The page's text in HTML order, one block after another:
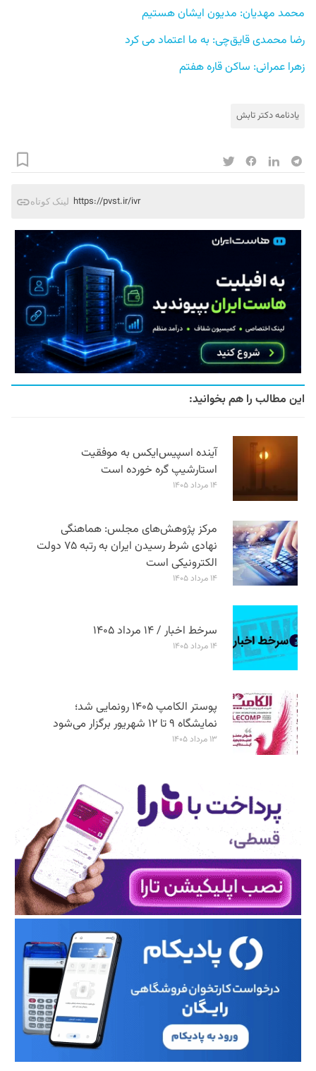
محمد مهدیان: مدیون ایشان هستیم
رضا محمدی قایق‌چی: به ما اعتماد می کرد
زهرا عمرانی: ساکن قاره هفتم
یادنامه دکتر تابش
لینک کوتاه https://pvst.ir/ivr
این مطالب را هم بخوانید:
آینده اسپیس‌ایکس به موفقیت
استارشیپ گره خورده است
۱۴ مرداد ۱۴۰۵
مرکز پژوهش‌های مجلس: هماهنگی
نهادی شرط رسیدن ایران به رتبه ۷۵ دولت
الکترونیکی است
۱۴ مرداد ۱۴۰۵
سرخط اخبار / ۱۴ مرداد ۱۴۰۵
۱۴ مرداد ۱۴۰۵
پوستر الکامپ ۱۴۰۵ رونمایی شد؛
نمایشگاه ۹ تا ۱۲ شهریور برگزار می‌شود
۱۳ مرداد ۱۴۰۵